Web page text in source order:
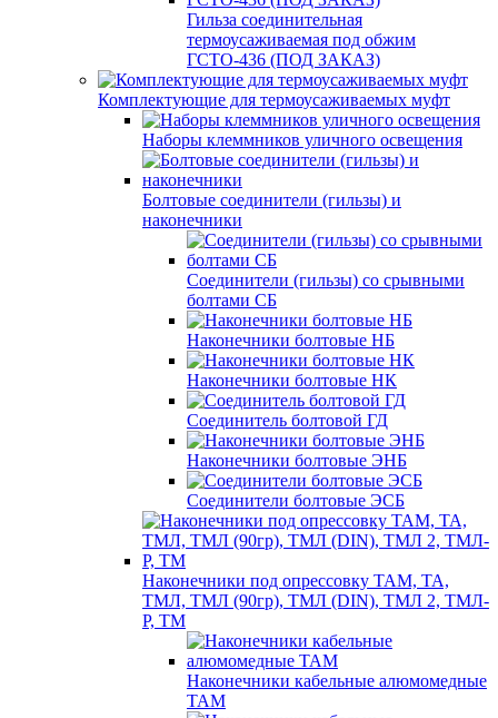
Гильза соединительная
термоусаживаемая под обжим
ГСТО-436 (ПОД ЗАКАЗ)
Комплектующие для термоусаживаемых муфт
Наборы клеммников уличного освещения
Болтовые соединители (гильзы) и
наконечники
Соединители (гильзы) со срывными
болтами СБ
Наконечники болтовые НБ
Наконечники болтовые НК
Соединитель болтовой ГД
Наконечники болтовые ЭНБ
Соединители болтовые ЭСБ
Наконечники под опрессовку ТАМ, ТА,
ТМЛ, ТМЛ (90гр), ТМЛ (DIN), ТМЛ 2, ТМЛ-
Р, ТМ
Наконечники кабельные алюмомедные
ТАМ